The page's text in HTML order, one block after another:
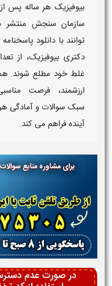
بیوفیزیک هر ساله پس
سازمان سنجش منتشر
توانند با دانلود پاسخنامه
دکتری بیوفیزیک، از
غلط خود مطلع شوند.
ارزشمند، فرصت
سبک سوالاتو آمادگی
آینده فراهم می‌ کند.
برای مشاوره منابع